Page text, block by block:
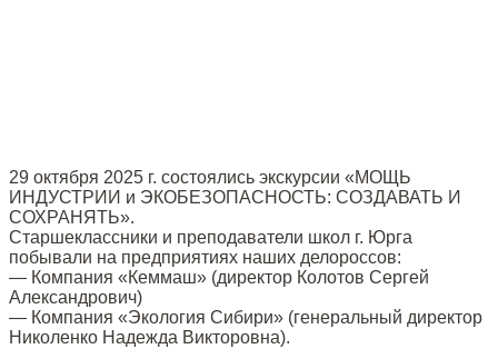
29 октября 2025 г. состоялись экскурсии «МОЩЬ
ИНДУСТРИИ и ЭКОБЕЗОПАСНОСТЬ: СОЗДАВАТЬ И
СОХРАНЯТЬ».
Старшеклассники и преподаватели школ г. Юрга
побывали на предприятиях наших делороссов:
— Компания «Кеммаш» (директор Колотов Сергей
Александрович)
— Компания «Экология Сибири» (генеральный директор
Николенко Надежда Викторовна).